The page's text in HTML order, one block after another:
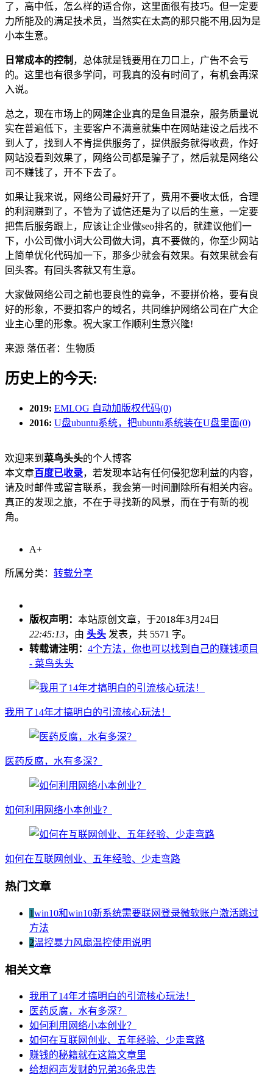
了，高中低，怎么样的适合你，这里面很有技巧。但一定要
力所能及的满足技术员，当然实在太高的那只能不用,因为是
小本生意。
日常成本的控制 ，总体就是钱要用在刀口上，广告不会亏
的。这里也有很多学问，可我真的没有时间了，有机会再深
入说。
总之，现在市场上的网建企业真的是鱼目混杂，服务质量说
实在普遍低下，主要客户不满意就集中在网站建设之后找不
到人了，找到人不肯提供服务了，提供服务就得收费，作好
网站没看到效果了，网络公司都是骗子了，然后就是网络公
司不赚钱了，开不下去了。
如果让我来说，网络公司最好开了，费用不要收太低，合理
的利润赚到了，不管为了诚信还是为了以后的生意，一定要
把售后服务跟上，应该让企业做seo排名的，就建议他们一
下，小公司做小词大公司做大词，真不要做的，你至少网站
上简单优化代码加一下，那多少就会有效果。有效果就会有
回头客。有回头客就又有生意。
大家做网络公司之前也要良性的竟争，不要拼价格，要有良
好的形象，不要扣客户的域名，共同维护网络公司在广大企
业主心里的形象。祝大家工作顺利生意兴隆!
来源 落伍者：生物质
历史上的今天:
2019: EMLOG 自动加版权代码(0)
2016: U盘ubuntu系统，把ubuntu系统装在U盘里面(0)
欢迎来到 菜鸟头头的个人博客
本文章百度已收录，若发现本站有任何侵犯您利益的内容，
请及时邮件或留言联系，我会第一时间删除所有相关内容。
真正的发现之旅，不在于寻找新的风景，而在于有新的视
角。
A+
所属分类： 转载分享
版权声明： 本站原创文章，于2018年3月24日
22:45:13，由 头头 发表，共 5571 字。
转载请注明： 4个方法，你也可以找到自己的赚钱项目
- 菜鸟头头
我用了14年才搞明白的引流核心玩法！
医药反腐，水有多深？
如何利用网络小本创业？
如何在互联网创业、五年经验、少走弯路
热门文章
1win10和win10新系统需要联网登录微软账户激活跳过
方法
2温控暴力风扇温控使用说明
相关文章
我用了14年才搞明白的引流核心玩法！
医药反腐，水有多深？
如何利用网络小本创业？
如何在互联网创业、五年经验、少走弯路
赚钱的秘籍就在这篇文章里
给想闷声发财的兄弟36条忠告